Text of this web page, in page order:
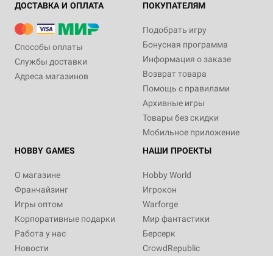
ДОСТАВКА И ОПЛАТА
Способы оплаты
Службы доставки
Адреса магазинов
ПОКУПАТЕЛЯМ
Подобрать игру
Бонусная программа
Информация о заказе
Возврат товара
Помощь с правилами
Архивные игры
Товары без скидки
Мобильное приложение
HOBBY GAMES
О магазине
Франчайзинг
Игры оптом
Корпоративные подарки
Работа у нас
Новости
НАШИ ПРОЕКТЫ
Hobby World
Игрокон
Warforge
Мир фантастики
Берсерк
CrowdRepublic